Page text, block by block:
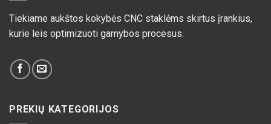
Tiekiame aukštos kokybės CNC staklėms skirtus įrankius,
kurie leis optimizuoti gamybos procesus.
PREKIŲ KATEGORIJOS